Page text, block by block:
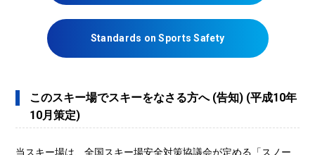
Standards on Sports Safety
このスキー場でスキーをなさる方へ (告知) (平成10年
10月策定)
当スキー場は、全国スキー場安全対策協議会が定める「スノー